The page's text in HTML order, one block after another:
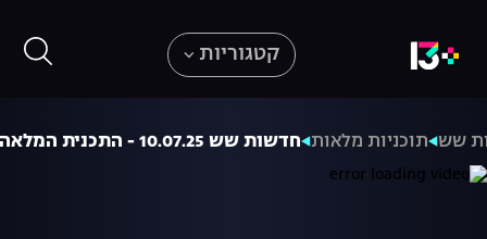
קטגוריות
שש תוכניות מלאות חדשות שש 10.07.25 - התכנית המלאה